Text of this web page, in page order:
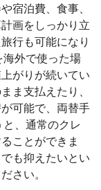
宿泊費、食事、
画をしっかり立
行も可能になり
海外で使った場
がりが続いてい
ま支払えたり、
可能で、両替手
、通常のクレ
ことができま
も抑えたいとい
さい。